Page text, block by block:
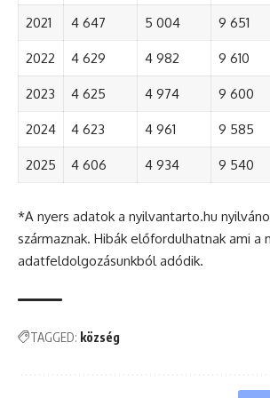
2021 4 647 5 004 9 651
2022 4 629 4 982 9 610
2023 4 625 4 974 9 600
2024 4 623 4 961 9 585
2025 4 606 4 934 9 540
*A nyers adatok a nyilvantarto.hu
származnak. Hibák előfordulhatnak ami a
adatfeldolgozásunkból adódik.
TAGGED: község